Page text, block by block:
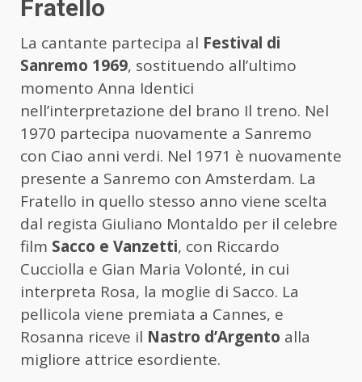
Fratello
La cantante partecipa al Festival di
Sanremo 1969, sostituendo all’ultimo
momento Anna Identici
nell’interpretazione del brano Il treno. Nel
1970 partecipa nuovamente a Sanremo
con Ciao anni verdi. Nel 1971 è nuovamente
presente a Sanremo con Amsterdam. La
Fratello in quello stesso anno viene scelta
dal regista Giuliano Montaldo per il celebre
film Sacco e Vanzetti, con Riccardo
Cucciolla e Gian Maria Volonté, in cui
interpreta Rosa, la moglie di Sacco. La
pellicola viene premiata a Cannes, e
Rosanna riceve il Nastro d’Argento alla
migliore attrice esordiente.